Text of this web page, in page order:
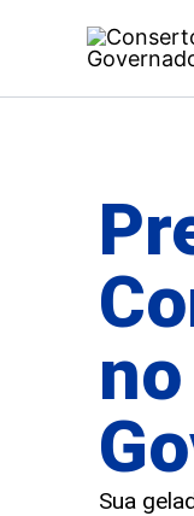
Sua